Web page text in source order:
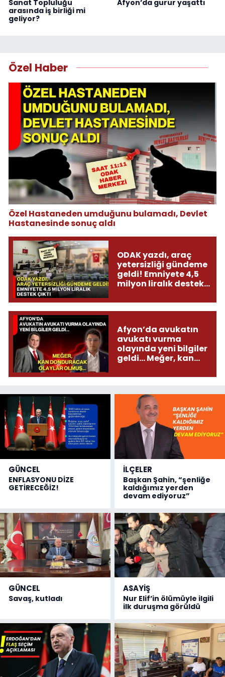
Sanat Topluluğu
arasında iş birliği mi
geliyor?
Afyon’da gurur yaşattı
Özel Haber
Özel Hastaneden umduğunu bulamadı, Devlet
Hastanesinde sonuç aldı
ODAK yazdı, araç
yetersizliği gündeme
geldi! Emniyete 4,5
milyon liralık destek
Afyon’da avukatın
avukatı vurma
olayında yeni bilgiler
geldi... Meğer, kan
olmuş...
GÜNCEL
ENFLASYONU DİZE
GETİRECEĞİZ!
İLÇELER
Başkan Şahin, “şenliğe
kaldığımız yerden
devam ediyoruz”
GÜNCEL
Savaş, kutladı
ASAYİŞ
Nur Elif’in ölümüyle ilgili
ilk duruşma görüldü